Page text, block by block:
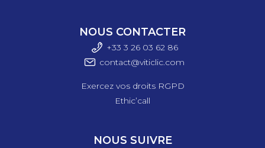
NOUS CONTACTER
+33 3 26 03 62 86
contact@viticlic.com
Exercez vos droits RGPD
Ethic’call
NOUS SUIVRE